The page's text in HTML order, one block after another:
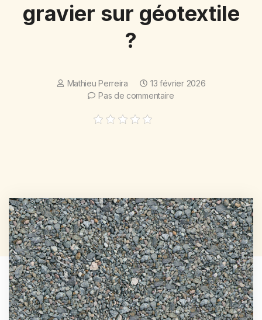
gravier sur géotextile
?
Mathieu Perreira
13 février 2026
Pas de commentaire